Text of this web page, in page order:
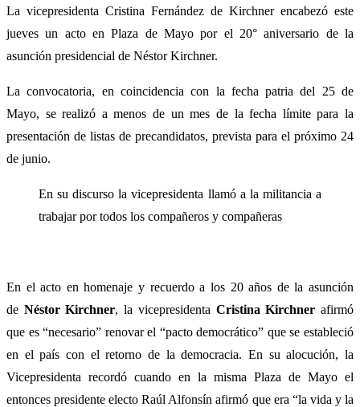
La vicepresidenta Cristina Fernández de Kirchner encabezó este
jueves un acto en Plaza de Mayo por el 20° aniversario de la
asunción presidencial de Néstor Kirchner.
La convocatoria, en coincidencia con la fecha patria del 25 de
Mayo, se realizó a menos de un mes de la fecha límite para la
presentación de listas de precandidatos, prevista para el próximo 24
de junio.
En su discurso la vicepresidenta llamó a la militancia a
trabajar por todos los compañeros y compañeras
En el acto en homenaje y recuerdo a los 20 años de la asunción
de Néstor Kirchner, la vicepresidenta Cristina Kirchner afirmó
que es “necesario” renovar el “pacto democrático” que se estableció
en el país con el retorno de la democracia. En su alocución, la
Vicepresidenta recordó cuando en la misma Plaza de Mayo el
entonces presidente electo Raúl Alfonsín afirmó que era “la vida y la